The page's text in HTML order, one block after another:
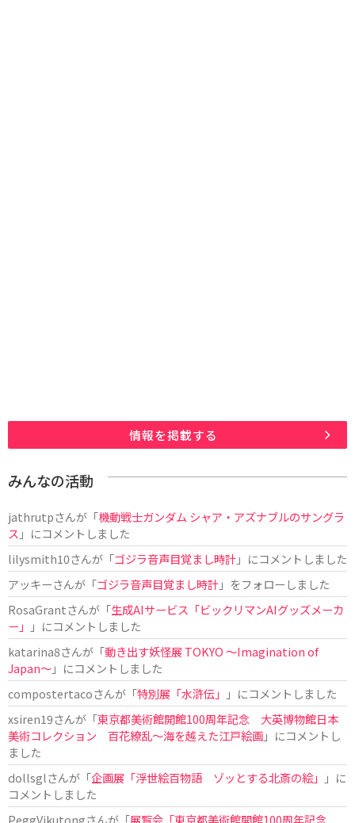
情報を掲載する
みんなの活動
jathrutpさんが「機動戦士ガンダム シャア・アズナブルのサングラ
ス 」にコメントしました
lilysmith10さんが「ゴジラ音声目覚まし時計」にコメントしました
アッキーさんが「ゴジラ音声目覚まし時計」をフォローしました
RosaGrantさんが「生成AIサービス「ビックリマンAIグッズメーカ
ー」
」にコメントしました
katarina8さんが「動き出す妖怪展 TOKYO 〜Imagination of
Japan〜」にコメントしました
compostertacoさんが「特別展「水滸伝」
」にコメントしました
xsiren19さんが「東京都美術館開館100周年記念 大英博物館日本
美術コレクション 百花繚乱～海を越えた江戸絵画」にコメントし
ました
dollsglさんが「企画展「浮世絵百物語 ゾッとする北斎の絵」
」に
コメントしました
PeggVikutongさんが「展覧会「東京都美術館開館100周年記念